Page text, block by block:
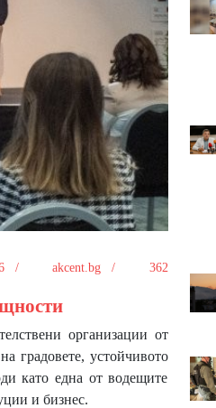
/ akcent.bg / 362
организации от
градовете, устойчивото
като една от водещите
и бизнес.